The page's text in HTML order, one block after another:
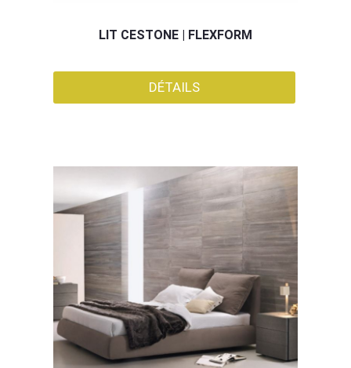
LIT CESTONE | FLEXFORM
DÉTAILS